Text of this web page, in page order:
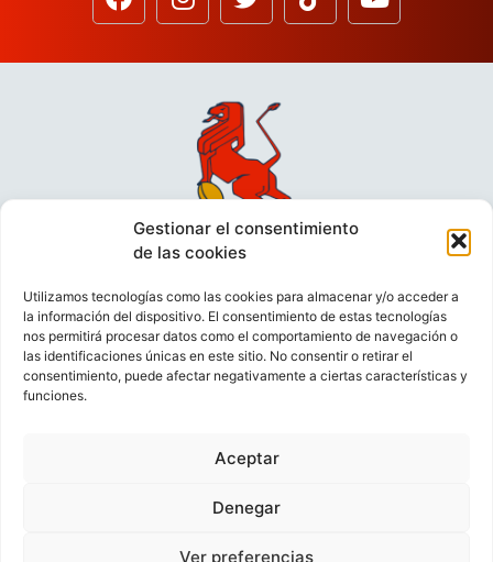
Gestionar el consentimiento
de las cookies
Utilizamos tecnologías como las cookies para almacenar y/o acceder a
la información del dispositivo. El consentimiento de estas tecnologías
nos permitirá procesar datos como el comportamiento de navegación o
las identificaciones únicas en este sitio. No consentir o retirar el
consentimiento, puede afectar negativamente a ciertas características y
funciones.
Aceptar
Denegar
Ver preferencias
VIDEOCONFERENCIAS
POLÍTICA DE PRIVACIDAD
CONTACTO